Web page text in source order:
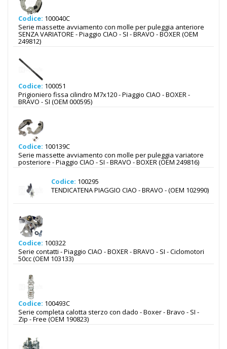
Codice: 100040C
Serie massette avviamento con molle per puleggia anteriore
SENZA VARIATORE - Piaggio CIAO - SI - BRAVO - BOXER (OEM
249812)
Codice: 100051
Prigioniero fissa cilindro M7x120 - Piaggio CIAO - BOXER -
BRAVO - SI (OEM 000595)
Codice: 100139C
Serie massette avviamento con molle per puleggia variatore
posteriore - Piaggio CIAO - SI - BRAVO - BOXER (OEM 249816)
Codice: 100295
TENDICATENA PIAGGIO CIAO - BRAVO - (OEM 102990)
Codice: 100322
Serie contatti - Piaggio CIAO - BOXER - BRAVO - SI - Ciclomotori
50cc (OEM 103133)
Codice: 100493C
Serie completa calotta sterzo con dado - Boxer - Bravo - SI -
Zip - Free (OEM 190823)